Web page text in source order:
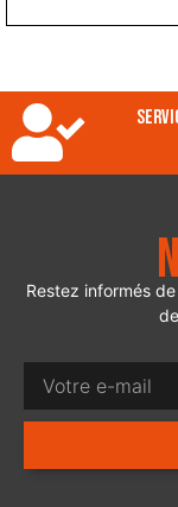
Restez informés